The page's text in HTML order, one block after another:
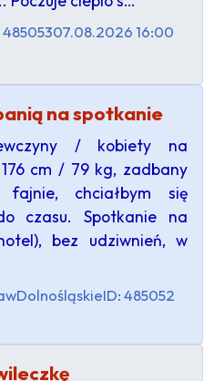
48505307.08.2026 16:00
na spotkanie
/ kobiety na
cm / 79 kg, zadbany
chciałbym się
czasu. Spotkanie na
bez udziwnień, w
DolnośląskieID: 485052